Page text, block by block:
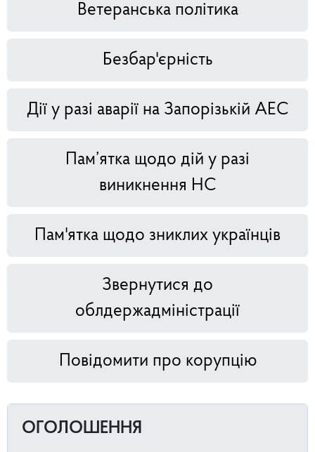
Ветеранська політика
Безбар'єрність
Дії у разі аварії на Запорізькій АЕС
Пам’ятка щодо дій у разі
виникнення НС
Пам'ятка щодо зниклих українців
Звернутися до
облдержадміністрації
Повідомити про корупцію
ОГОЛОШЕННЯ